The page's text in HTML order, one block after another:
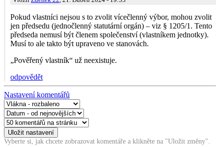
Pokud vlastníci nejsou s to zvolit vícečlenný výbor, mohou zvolit
jen předsedu (jednočlenný statutární orgán) – viz § 1205/1. Tento
předseda nemusí být členem společenství (vlastníkem jednotky).
Musí to ale takto být upraveno ve stanovách.
„Pověřený vlastník“ už neexistuje.
odpovědět
Nastavení komentářů
Vyberte si, jak chcete zobrazovat komentáře a klikněte na "Uložit změny".